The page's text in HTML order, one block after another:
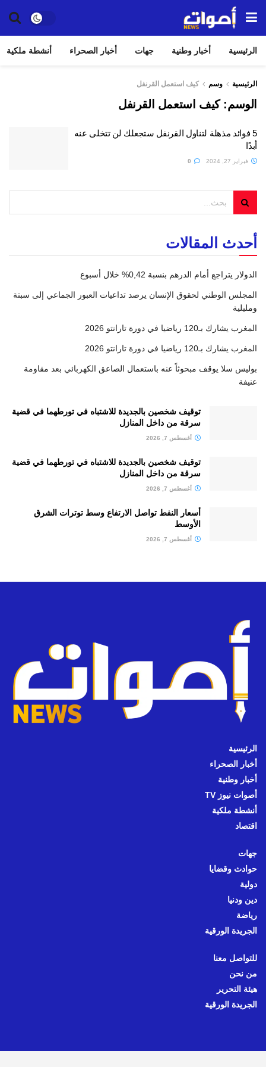
الرئيسية أخبار وطنية جهات أخبار الصحراء أنشطة ملكية
الرئيسية وسم كيف استعمل القرنفل
الوسم:كيف استعمل القرنفل
5 فوائد مذهلة لتناول القرنفل ستجعلك لن تتخلى عنه
أبدًا
فبراير 27, 2024
أحدث المقالات
الدولار يتراجع أمام الدرهم بنسبة 0,42% خلال أسبوع
المجلس الوطني لحقوق الإنسان يرصد تداعيات العبور الجماعي إلى سبتة
ومليلية
المغرب يشارك بـ120 رياضيا في دورة تارانتو 2026
المغرب يشارك بـ120 رياضيا في دورة تارانتو 2026
بوليس سلا يوقف مبحوثاً عنه باستعمال الصاعق الكهربائي بعد مقاومة
عنيفة
توقيف شخصين بالجديدة للاشتباه في تورطهما في قضية
سرقة من داخل المنازل
أغسطس 7, 2026
توقيف شخصين بالجديدة للاشتباه في تورطهما في قضية
سرقة من داخل المنازل
أغسطس 7, 2026
أسعار النفط تواصل الارتفاع وسط توترات الشرق
الأوسط
أغسطس 7, 2026
الرئيسية
أخبار الصحراء
أخبار وطنية
أصوات نيوز TV
أنشطة ملكية
اقتصاد
جهات
حوادث وقضايا
دولية
دين ودنيا
رياضة
الجريدة الورقية
للتواصل معنا
من نحن
هيئة التحرير
الجريدة الورقية